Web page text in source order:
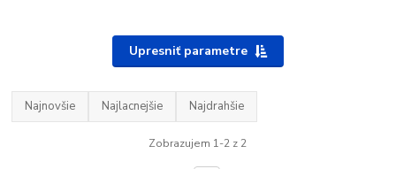
Upresniť parametre
Najnovšie Najlacnejšie Najdrahšie
Zobrazujem 1-2 z 2